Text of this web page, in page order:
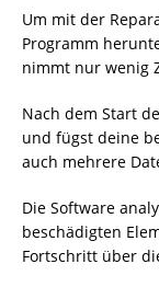
Um mit der
Programm
nimmt nur wenig
Nach dem Start
und fügst deine
auch mehrere
Die Software
beschädigten
Fortschritt über